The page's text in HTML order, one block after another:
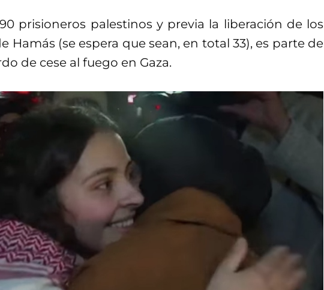
prisioneros palestinos y previa la liberación de los
Hamás (se espera que sean, en total 33), es parte de
de cese al fuego en Gaza.